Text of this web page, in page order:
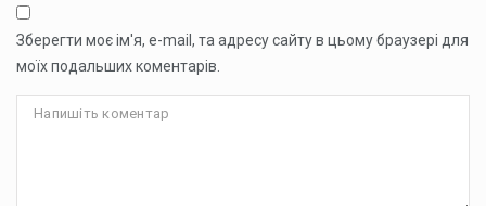
Зберегти моє ім'я, e-mail, та адресу сайту в цьому браузері для
моїх подальших коментарів.